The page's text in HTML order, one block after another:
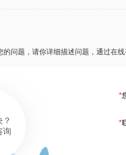
的问题，请你详细描述问题，通过在线
？
询
*
*